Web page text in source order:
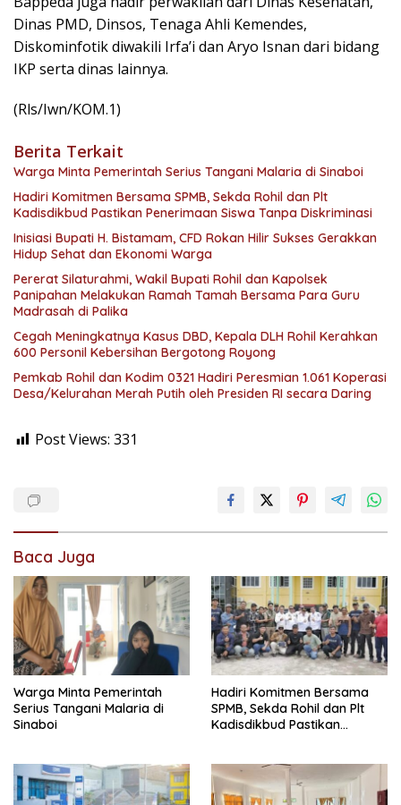
Dinas PMD, Dinsos, Tenaga Ahli Kemendes,
Diskominfotik diwakili Irfa’i dan Aryo Isnan dari bidang
IKP serta dinas lainnya.
(Rls/Iwn/KOM.1)
Berita Terkait
Warga Minta Pemerintah Serius Tangani Malaria di Sinaboi
Hadiri Komitmen Bersama SPMB, Sekda Rohil dan Plt
Kadisdikbud Pastikan Penerimaan Siswa Tanpa Diskriminasi
Inisiasi Bupati H. Bistamam, CFD Rokan Hilir Sukses Gerakkan
Hidup Sehat dan Ekonomi Warga
Pererat Silaturahmi, Wakil Bupati Rohil dan Kapolsek
Panipahan Melakukan Ramah Tamah Bersama Para Guru
Madrasah di Palika
Cegah Meningkatnya Kasus DBD, Kepala DLH Rohil Kerahkan
600 Personil Kebersihan Bergotong Royong
Pemkab Rohil dan Kodim 0321 Hadiri Peresmian 1.061 Koperasi
Desa/Kelurahan Merah Putih oleh Presiden RI secara Daring
Post Views: 331
Baca Juga
Warga Minta Pemerintah
Serius Tangani Malaria di
Sinaboi
Hadiri Komitmen Bersama
SPMB, Sekda Rohil dan Plt
Kadisdikbud Pastikan